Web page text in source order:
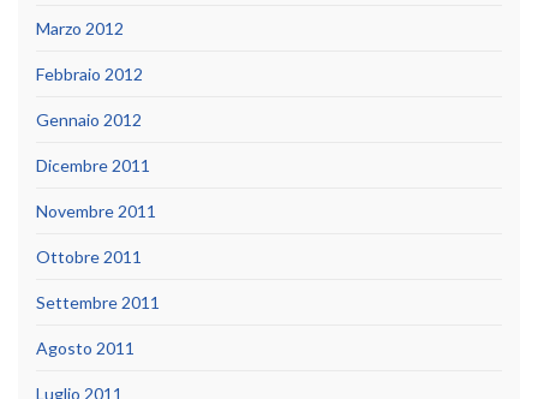
Marzo 2012
Febbraio 2012
Gennaio 2012
Dicembre 2011
Novembre 2011
Ottobre 2011
Settembre 2011
Agosto 2011
Luglio 2011